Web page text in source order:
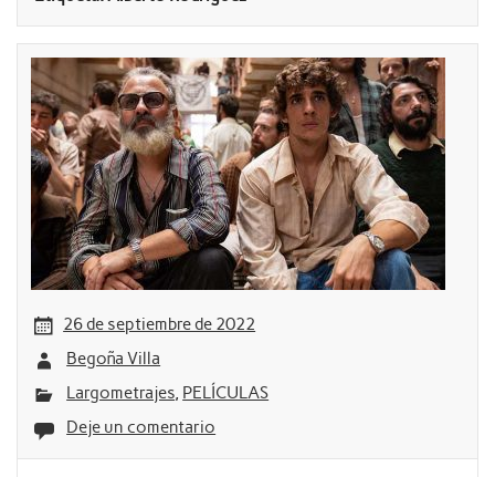
26 de septiembre de 2022
Begoña Villa
Largometrajes, PELÍCULAS
Deje un comentario